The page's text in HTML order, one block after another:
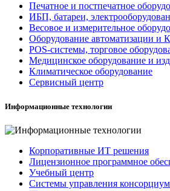
Печатное и постпечатное
ИБП, батареи,
Весовое и измерительное
Оборудование автоматизации и
POS-системы, торговое
Медицинское оборудование и
Климатическое оборудование
Сервисный центр
Информационные технологии
Корпоративные ИТ решения
Лицензионное программное
Учебный центр
Системы управления